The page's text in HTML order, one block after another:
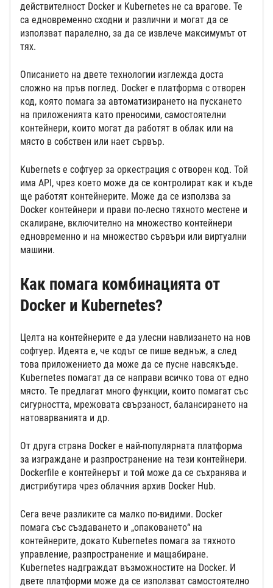
действителност Docker и Kubernetes не са врагове. Те
са едновременно сходни и различни и могат да се
използват паралелно, за да се извлече максимумът от
тях.
Описанието на двете технологии изглежда доста
сложно на пръв поглед. Docker е платформа с отворен
код, която помага за автоматизирането на пускането
на приложенията като преносими, самостоятелни
контейнери, които могат да работят в облак или на
място в собствен или нает сървър.
Kubernets е софтуер за оркестрация с отворен код. Той
има API, чрез което може да се контролират как и къде
ще работят контейнерите. Може да се използва за
Docker контейнери и прави по-лесно тяхното местене и
скалиране, включително на множество контейнери
едновременно и на множество сървъри или виртуални
машини.
Как помага комбинацията от
Docker и Kubernetes?
Целта на контейнерите е да улесни навлизането на нов
софтуер. Идеята е, че кодът се пише веднъж, а след
това приложението да може да се пусне навсякъде.
Kubernetes помагат да се направи всичко това от едно
място. Те предлагат много функции, които помагат със
сигурността, мрежовата свързаност, балансирането на
натоварванията и др.
От друга страна Docker е най-популярната платформа
за изграждане и разпространение на тези контейнери.
Dockerfile е контейнерът и той може да се съхранява и
дистрибутира чрез облачния архив Docker Hub.
Сега вече разликите са малко по-видими. Docker
помага със създаването и „опаковането“ на
контейнерите, докато Kubernetes помага за тяхното
управление, разпространение и мащабиране.
Kubernetes надграждат възможностите на Docker. И
двете платформи може да се използват самостоятелно